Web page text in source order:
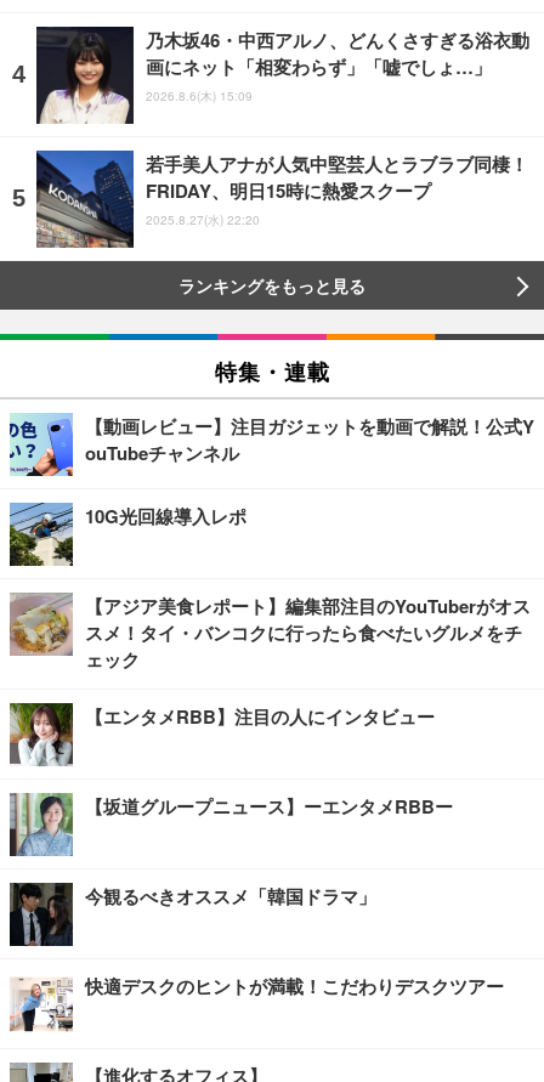
乃木坂46・中西アルノ、どんくさすぎる浴衣動
画にネット「相変わらず」「嘘でしょ…」
2026.8.6(木) 15:09
若手美人アナが人気中堅芸人とラブラブ同棲！
FRIDAY、明日15時に熱愛スクープ
2025.8.27(水) 22:20
ランキングをもっと見る
特集・連載
【動画レビュー】注目ガジェットを動画で解説！公式Y
ouTubeチャンネル
10G光回線導入レポ
【アジア美食レポート】編集部注目のYouTuberがオス
スメ！タイ・バンコクに行ったら食べたいグルメをチ
ェック
【エンタメRBB】注目の人にインタビュー
【坂道グループニュース】ーエンタメRBBー
今観るべきオススメ「韓国ドラマ」
快適デスクのヒントが満載！こだわりデスクツアー
【進化するオフィス】